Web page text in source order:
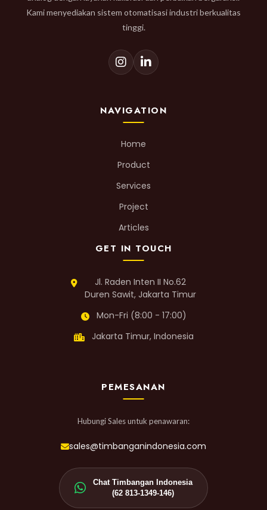
Kami menyediakan sistem otomatisasi industri berkualitas
tinggi.
NAVIGATION
Home
Product
Services
Project
Articles
GET IN TOUCH
Jl. Raden Inten II No.62
Duren Sawit, Jakarta Timur
Mon-Fri (8:00 - 17:00)
Jakarta Timur, Indonesia
PEMESANAN
Hubungi Sales untuk penawaran:
sales@timbanganindonesia.com
Chat Timbangan Indonesia
(62 813-1349-146)